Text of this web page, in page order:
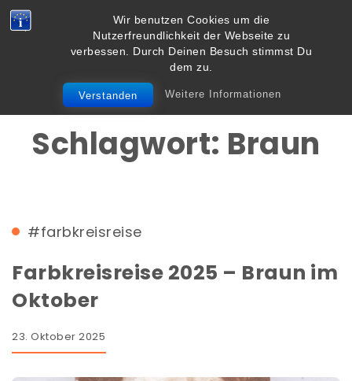
Wir benutzen Cookies um die
Nutzerfreundlichkeit der Webseite zu
verbessen. Durch Deinen Besuch stimmst Du
dem zu.
Verstanden Weitere Informationen
Skip to content
Vielbegabt.de
Toggle
navigation
Schlagwort: Braun
#farbkreisreise
Farbkreisreise 2025 – Braun im
Oktober
23. Oktober 2025